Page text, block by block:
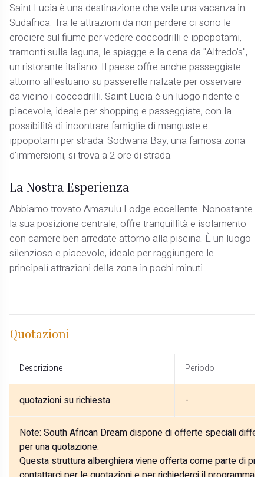
Saint Lucia è una destinazione che vale una vacanza in
Sudafrica. Tra le attrazioni da non perdere ci sono le
crociere sul fiume per vedere coccodrilli e ippopotami,
tramonti sulla laguna, le spiagge e la cena da "Alfredo’s",
un ristorante italiano. Il paese offre anche passeggiate
attorno all'estuario su passerelle rialzate per osservare
da vicino i coccodrilli. Saint Lucia è un luogo ridente e
piacevole, ideale per shopping e passeggiate, con la
possibilità di incontrare famiglie di manguste e
ippopotami per strada. Sodwana Bay, una famosa zona
d'immersioni, si trova a 2 ore di strada.
La Nostra Esperienza
Abbiamo trovato Amazulu Lodge eccellente. Nonostante
la sua posizione centrale, offre tranquillità e isolamento
con camere ben arredate attorno alla piscina. È un luogo
silenzioso e piacevole, ideale per raggiungere le
principali attrazioni della zona in pochi minuti.
Quotazioni
Descrizione Periodo
quotazioni su richiesta -
Note: South African Dream dispone di offerte speciali
per una quotazione.
Questa struttura alberghiera viene offerta come parte di